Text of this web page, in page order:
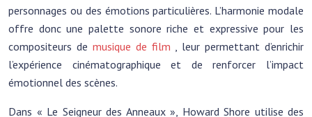
personnages ou des émotions particulières. L’harmonie modale
offre donc une palette sonore riche et expressive pour les
compositeurs de musique de film , leur permettant d’enrichir
l’expérience cinématographique et de renforcer l’impact
émotionnel des scènes.
Dans « Le Seigneur des Anneaux », Howard Shore utilise des